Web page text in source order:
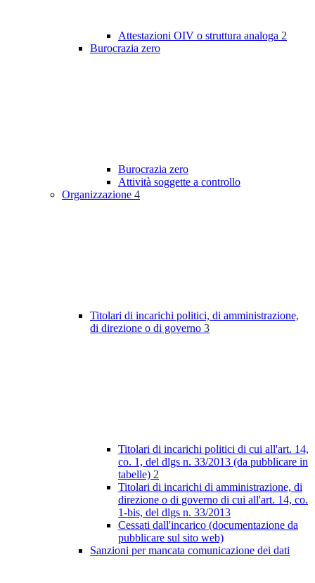
Attestazioni OIV o struttura analoga 2
Burocrazia zero
Burocrazia zero
Attività soggette a controllo
Organizzazione 4
Titolari di incarichi politici, di amministrazione,
di direzione o di governo 3
Titolari di incarichi politici di cui all'art. 14,
co. 1, del dlgs n. 33/2013 (da pubblicare in
tabelle) 2
Titolari di incarichi di amministrazione, di
direzione o di governo di cui all'art. 14, co.
1-bis, del dlgs n. 33/2013
Cessati dall'incarico (documentazione da
pubblicare sul sito web)
Sanzioni per mancata comunicazione dei dati